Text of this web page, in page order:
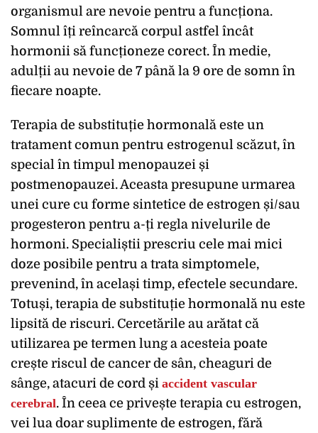
organismul are nevoie pentru a funcționa.
Somnul îți reîncarcă corpul astfel încât
hormonii să funcționeze corect. În medie,
adulții au nevoie de 7 până la 9 ore de somn în
fiecare noapte.
Terapia de substituție hormonală este un
tratament comun pentru estrogenul scăzut, în
special în timpul menopauzei și
postmenopauzei. Aceasta presupune urmarea
unei cure cu forme sintetice de estrogen și/sau
progesteron pentru a-ți regla nivelurile de
hormoni. Specialiștii prescriu cele mai mici
doze posibile pentru a trata simptomele,
prevenind, în același timp, efectele secundare.
Totuși, terapia de substituție hormonală nu este
lipsită de riscuri. Cercetările au arătat că
utilizarea pe termen lung a acesteia poate
crește riscul de cancer de sân, cheaguri de
sânge, atacuri de cord și accident vascular
cerebral. În ceea ce privește terapia cu estrogen,
vei lua doar suplimente de estrogen, fără